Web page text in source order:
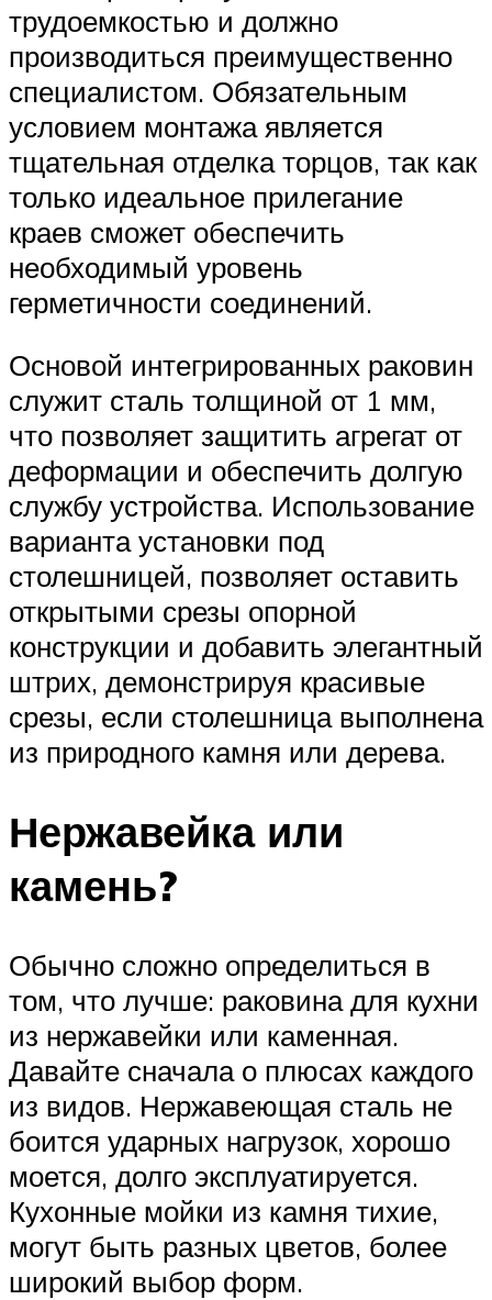
трудоемкостью и должно
производиться преимущественно
специалистом. Обязательным
условием монтажа является
тщательная отделка торцов, так как
только идеальное прилегание
краев сможет обеспечить
необходимый уровень
герметичности соединений.
Основой интегрированных раковин
служит сталь толщиной от 1 мм,
что позволяет защитить агрегат от
деформации и обеспечить долгую
службу устройства. Использование
варианта установки под
столешницей, позволяет оставить
открытыми срезы опорной
конструкции и добавить элегантный
штрих, демонстрируя красивые
срезы, если столешница выполнена
из природного камня или дерева.
Нержавейка или
камень?
Обычно сложно определиться в
том, что лучше: раковина для кухни
из нержавейки или каменная.
Давайте сначала о плюсах каждого
из видов. Нержавеющая сталь не
боится ударных нагрузок, хорошо
моется, долго эксплуатируется.
Кухонные мойки из камня тихие,
могут быть разных цветов, более
широкий выбор форм.